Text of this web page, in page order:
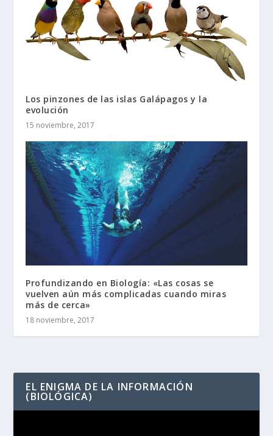
Los pinzones de las islas Galápagos y la
evolución
15 noviembre, 2017
Profundizando en Biología: «Las cosas se
vuelven aún más complicadas cuando miras
más de cerca»
18 noviembre, 2017
EL ENIGMA DE LA INFORMACIÓN
(BIOLÓGICA)